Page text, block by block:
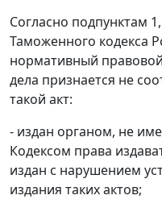
Согласно подпунктам 1,
Таможенного кодекса
нормативный
дела признается не
такой акт:
- издан органом, не
Кодексом права
издан с нарушением
издания таких актов;